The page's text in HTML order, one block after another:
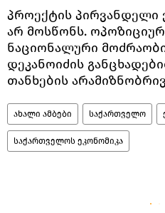
პროექტის პირვანდელი
არ მოსწონს.
ნაციონალური
დეკანოიძის
თანხების
ახალი ამბები საქართველო
საქართველოს ეკონომიკა